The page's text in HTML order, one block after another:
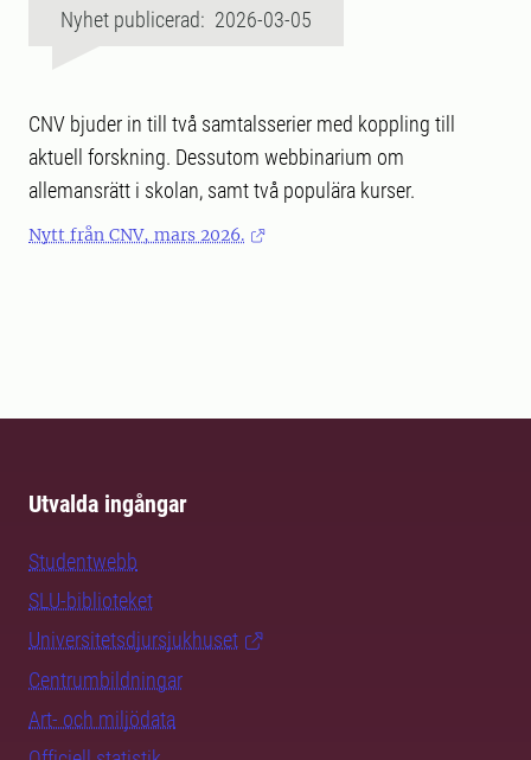
Nyhet publicerad: 2026-03-05
CNV bjuder in till två samtalsserier med koppling till
aktuell forskning. Dessutom webbinarium om
allemansrätt i skolan, samt två populära kurser.
Nytt från CNV, mars 2026.
Utvalda ingångar
Studentwebb
SLU-biblioteket
Universitetsdjursjukhuset
Centrumbildningar
Art- och miljödata